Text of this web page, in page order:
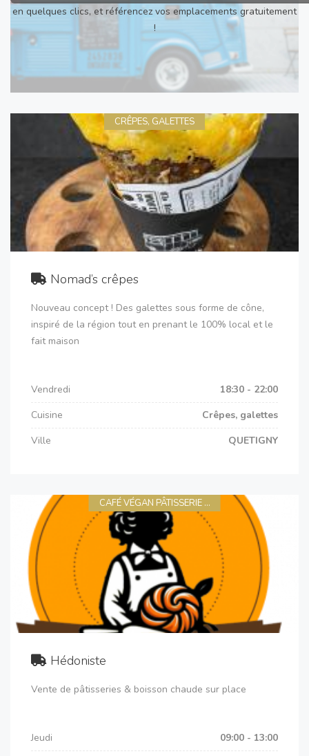
en quelques clics, et référencez vos emplacements gratuitement
!
CRÊPES, GALETTES
Nomad’s crêpes
Nouveau concept ! Des galettes sous forme de cône,
inspiré de la région tout en prenant le 100% local et le
fait maison
Vendredi
18:30 - 22:00
Cuisine
Crêpes, galettes
Ville
QUETIGNY
CAFÉ VÉGAN PÂTISSERIE ...
Hédoniste
Vente de pâtisseries & boisson chaude sur place
Jeudi
09:00 - 13:00